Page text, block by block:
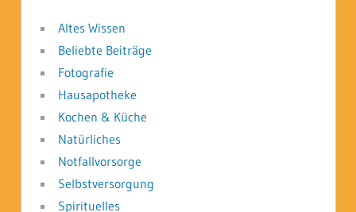
Altes Wissen
Beliebte Beiträge
Fotografie
Hausapotheke
Kochen & Küche
Natürliches
Notfallvorsorge
Selbstversorgung
Spirituelles